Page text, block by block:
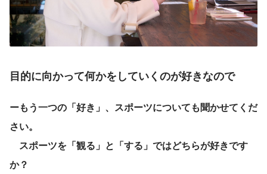
目的に向かって何かをしていくのが好きなので
ーもう一つの「好き」、スポーツについても聞かせてくだ
さい。
スポーツを「観る」と「する」ではどちらが好きです
か？